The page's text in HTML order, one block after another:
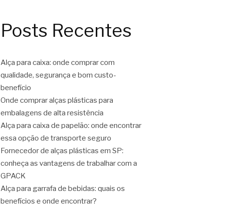
Posts Recentes
Alça para caixa: onde comprar com
qualidade, segurança e bom custo-
benefício
Onde comprar alças plásticas para
embalagens de alta resistência
Alça para caixa de papelão: onde encontrar
essa opção de transporte seguro
Fornecedor de alças plásticas em SP:
conheça as vantagens de trabalhar com a
GPACK
Alça para garrafa de bebidas: quais os
benefícios e onde encontrar?